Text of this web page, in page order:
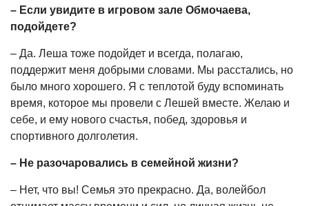
– Если увидите в игровом зале Обмочаева,
подойдете?
– Да. Леша тоже подойдет и всегда, полагаю,
поддержит меня добрыми словами. Мы расстались, но
было много хорошего. Я с теплотой буду вспоминать
время, которое мы провели с Лешей вместе. Желаю и
себе, и ему нового счастья, побед, здоровья и
спортивного долголетия.
– Не разочаровались в семейной жизни?
– Нет, что вы! Семья это прекрасно. Да, волейбол